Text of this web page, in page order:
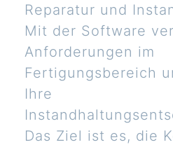
Reparatur und
Mit der Software
Anforderungen im
Fertigungsbereich
Ihre
Das Ziel ist es, die